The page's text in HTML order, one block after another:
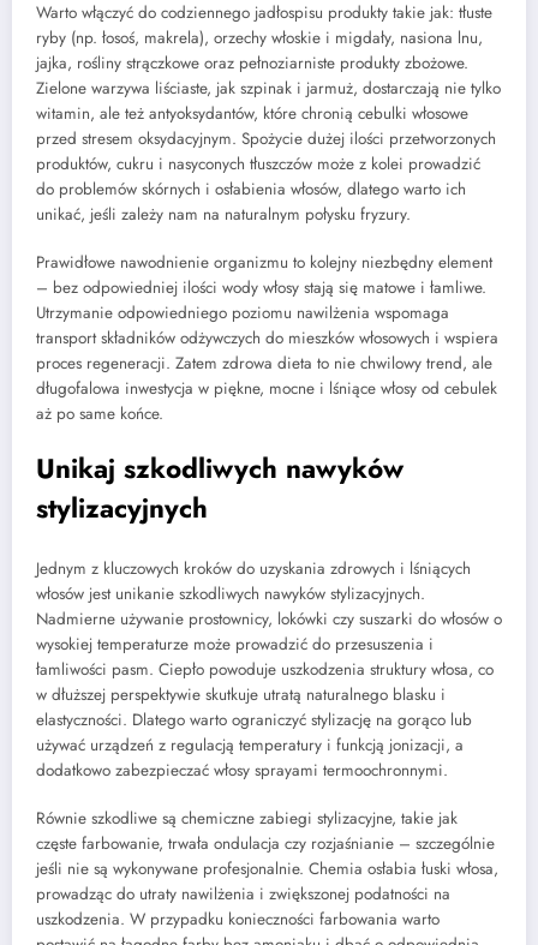
Warto włączyć do codziennego jadłospisu produkty takie jak: tłuste
ryby (np. łosoś, makrela), orzechy włoskie i migdały, nasiona lnu,
jajka, rośliny strączkowe oraz pełnoziarniste produkty zbożowe.
Zielone warzywa liściaste, jak szpinak i jarmuż, dostarczają nie tylko
witamin, ale też antyoksydantów, które chronią cebulki włosowe
przed stresem oksydacyjnym. Spożycie dużej ilości przetworzonych
produktów, cukru i nasyconych tłuszczów może z kolei prowadzić
do problemów skórnych i osłabienia włosów, dlatego warto ich
unikać, jeśli zależy nam na naturalnym połysku fryzury.
Prawidłowe nawodnienie organizmu to kolejny niezbędny element
– bez odpowiedniej ilości wody włosy stają się matowe i łamliwe.
Utrzymanie odpowiedniego poziomu nawilżenia wspomaga
transport składników odżywczych do mieszków włosowych i wspiera
proces regeneracji. Zatem zdrowa dieta to nie chwilowy trend, ale
długofalowa inwestycja w piękne, mocne i lśniące włosy od cebulek
aż po same końce.
Unikaj szkodliwych nawyków
stylizacyjnych
Jednym z kluczowych kroków do uzyskania zdrowych i lśniących
włosów jest unikanie szkodliwych nawyków stylizacyjnych.
Nadmierne używanie prostownicy, lokówki czy suszarki do włosów o
wysokiej temperaturze może prowadzić do przesuszenia i
łamliwości pasm. Ciepło powoduje uszkodzenia struktury włosa, co
w dłuższej perspektywie skutkuje utratą naturalnego blasku i
elastyczności. Dlatego warto ograniczyć stylizację na gorąco lub
używać urządzeń z regulacją temperatury i funkcją jonizacji, a
dodatkowo zabezpieczać włosy sprayami termoochronnymi.
Równie szkodliwe są chemiczne zabiegi stylizacyjne, takie jak
częste farbowanie, trwała ondulacja czy rozjaśnianie – szczególnie
jeśli nie są wykonywane profesjonalnie. Chemia osłabia łuski włosa,
prowadząc do utraty nawilżenia i zwiększonej podatności na
uszkodzenia. W przypadku konieczności farbowania warto